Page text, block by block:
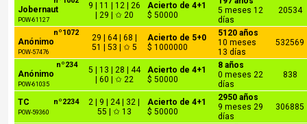
Jobernaut
POW-61127
9 | 11 | 12 | 26
| 29 | ✩ 20
Acierto de 4+1
$ 50000
5 meses 12
días
20534
nº1072
Anónimo
POW-57476
29 | 64 | 68 |
51 | 53 | ✩ 5
Acierto de 5+0
$ 1000000
5120 años
10 meses
13 días
532569
nº234
Anónimo
POW-61035
5 | 13 | 28 | 44
| 60 | ✩ 22
Acierto de 4+1
$ 50000
8 años
0 meses 22
días
838
nº2234
TC
POW-59360
2 | 9 | 24 | 32 |
55 | ✩ 13
Acierto de 4+1
$ 50000
2950 años
9 meses 29
días
306885